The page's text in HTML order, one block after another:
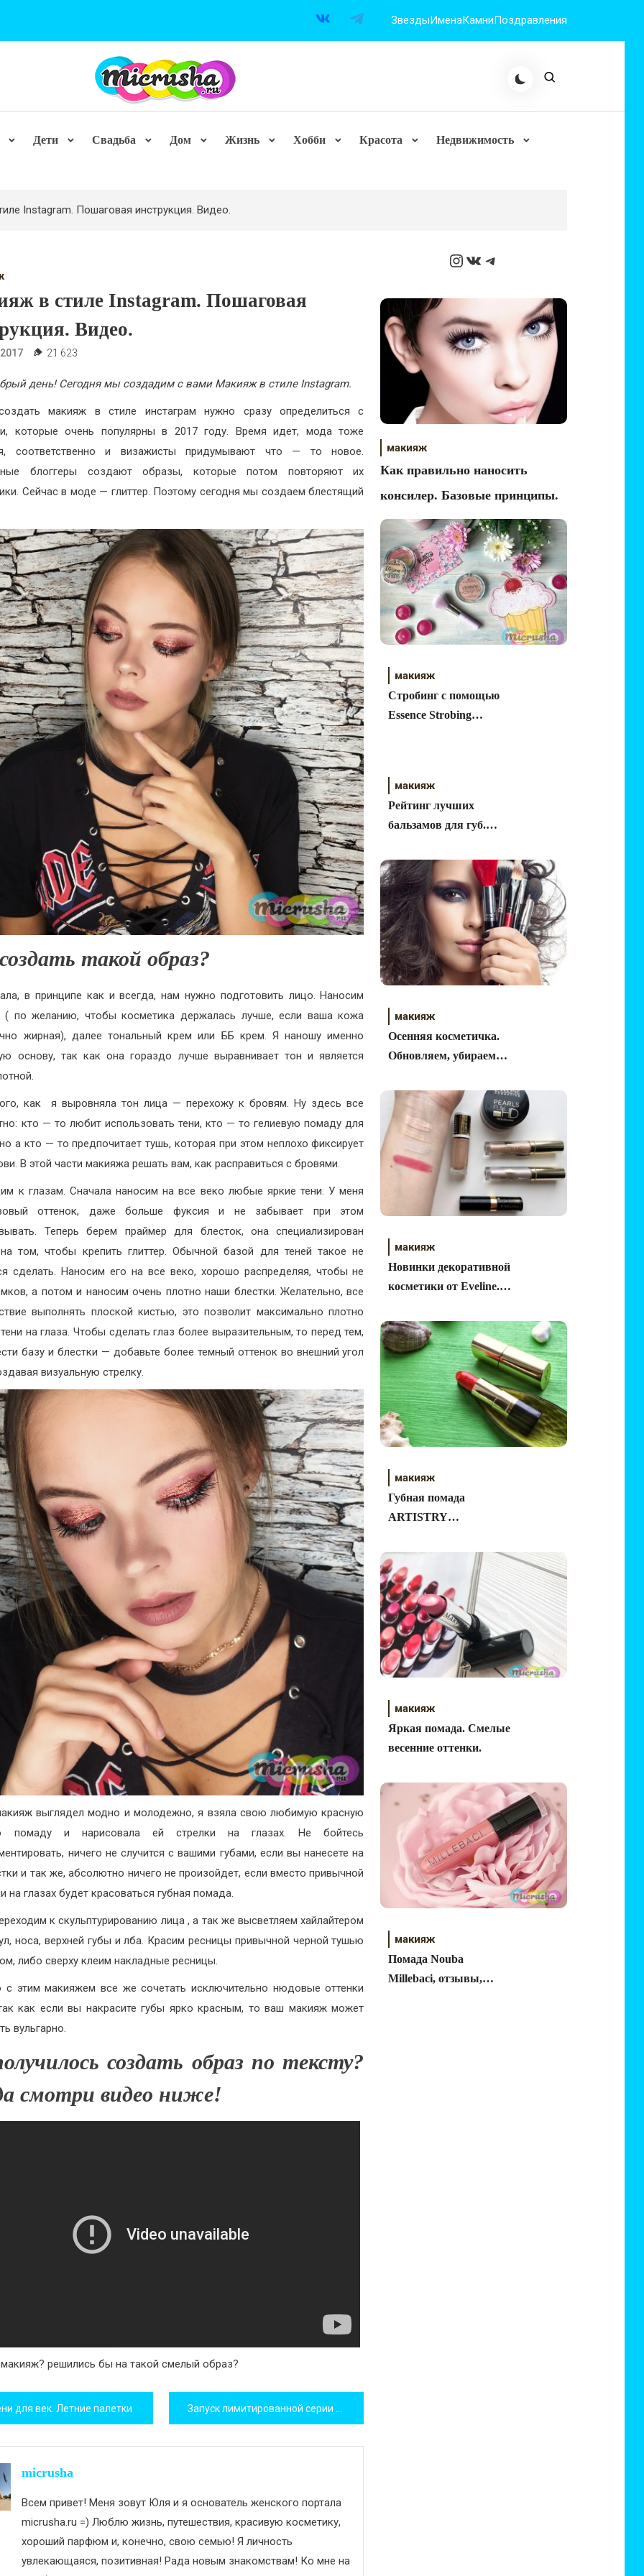
ЗвездыИменаКамниПоздравления
Дети Свадьба Дом Жизнь Хобби Красота Недвижимость
Instagram. Пошаговая инструкция. Видео.
в стиле Instagram. Пошаговая
Видео.
21 623
день! Сегодня мы создадим с вами Макияж в стиле Instagram.
макияж в стиле инстаграм нужно сразу определиться с
которые очень популярны в 2017 году. Время идет, мода тоже
соответственно и визажисты придумывают что — то новое.
блоггеры создают образы, которые потом повторяют их
Сейчас в моде — глиттер. Поэтому сегодня мы создаем блестящий
такой образ?
в принципе как и всегда, нам нужно подготовить лицо. Наносим
( по желанию, чтобы косметика держалась лучше, если ваша кожа
жирная), далее тональный крем или ББ крем. Я наношу именно
основу, так как она гораздо лучше выравнивает тон и является
как я выровняла тон лица — перехожу к бровям. Ну здесь все
кто — то любит использовать тени, кто — то гелиевую помаду для
а кто — то предпочитает тушь, которая при этом неплохо фиксирует
В этой части макияжа решать вам, как расправиться с бровями.
к глазам. Сначала наносим на все веко любые яркие тени. У меня
оттенок, даже больше фуксия и не забывает при этом
Теперь берем праймер для блесток, она специализирован
том, чтобы крепить глиттер. Обычной базой для теней такое не
сделать. Наносим его на все веко, хорошо распределяя, чтобы не
а потом и наносим очень плотно наши блестки. Желательно, все
выполнять плоской кистью, это позволит максимально плотно
на глаза. Чтобы сделать глаз более выразительным, то перед тем,
базу и блестки — добавьте более темный оттенок во внешний угол
визуальную стрелку.
выглядел модно и молодежно, я взяла свою любимую красную
помаду и нарисовала ей стрелки на глазах. Не бойтесь
ничего не случится с вашими губами, если вы нанесете на
и так же, абсолютно ничего не произойдет, если вместо привычной
на глазах будет красоваться губная помада.
к скульптурированию лица , а так же высветляем хайлайтером
носа, верхней губы и лба. Красим ресницы привычной черной тушью
либо сверху клеим накладные ресницы.
с этим макияжем все же сочетать исключительно нюдовые оттенки
как если вы накрасите губы ярко красным, то ваш макияж может
вульгарно.
создать образ по тексту?
смотри видео ниже!
решились бы на такой смелый образ?
для век. Летние палетки
micrusha
Всем привет! Меня зовут Юля и я основатель женского портала
micrusha.ru =) Люблю жизнь, путешествия, красивую косметику,
хороший парфюм и, конечно, свою семью! Я личность
увлекающаяся, позитивная! Рада новым знакомствам! Ко мне на
Instagram
ВКонтакте
Telegram
макияж
Как правильно наносить
консилер. Базовые принципы.
макияж
Стробинг с помощью
Essence Strobing
макияж
Рейтинг лучших
бальзамов для губ.
макияж
Осенняя косметичка.
Обновляем, убираем
макияж
Новинки декоративной
косметики от Eveline.
макияж
Губная помада
ARTISTRY
в оттенке GLAM
CORAL 21
макияж
Яркая помада. Смелые
весенние оттенки.
макияж
Помада Nouba
Millebaci, отзывы,